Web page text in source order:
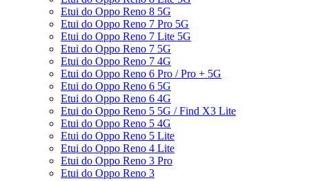
Etui do Oppo Reno 8 5G
Etui do Oppo Reno 7 Pro 5G
Etui do Oppo Reno 7 Lite 5G
Etui do Oppo Reno 7 5G
Etui do Oppo Reno 7 4G
Etui do Oppo Reno 6 Pro / Pro + 5G
Etui do Oppo Reno 6 5G
Etui do Oppo Reno 6 4G
Etui do Oppo Reno 5 5G / Find X3 Lite
Etui do Oppo Reno 5 4G
Etui do Oppo Reno 5 Lite
Etui do Oppo Reno 4 Lite
Etui do Oppo Reno 3 Pro
Etui do Oppo Reno 3